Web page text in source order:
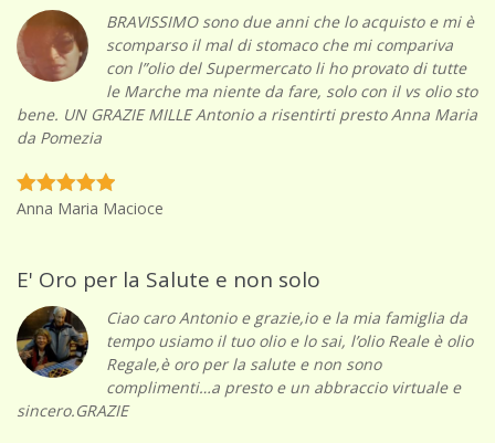
BRAVISSIMO sono due anni che lo acquisto e mi è
scomparso il mal di stomaco che mi compariva
con l”olio del Supermercato li ho provato di tutte
le Marche ma niente da fare, solo con il vs olio sto
bene. UN GRAZIE MILLE Antonio a risentirti presto Anna Maria
da Pomezia
Anna Maria Macioce
E' Oro per la Salute e non solo
Ciao caro Antonio e grazie,io e la mia famiglia da
tempo usiamo il tuo olio e lo sai, l’olio Reale è olio
Regale,è oro per la salute e non sono
complimenti…a presto e un abbraccio virtuale e
sincero.GRAZIE